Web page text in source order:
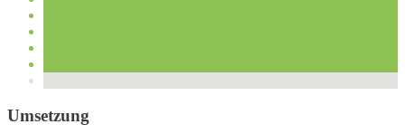
Umsetzung